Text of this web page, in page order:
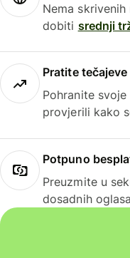
Nema
dobiti srednji
Pratite
Pohranite
provjerili kako
Potpuno
Preuzmite u
dosadnih